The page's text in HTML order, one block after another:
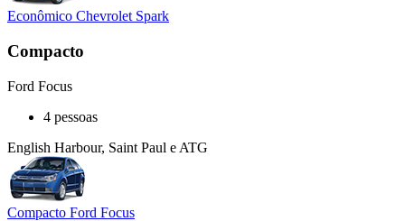
Econômico Chevrolet Spark
Compacto
Ford Focus
4 pessoas
English Harbour, Saint Paul e ATG
Compacto Ford Focus